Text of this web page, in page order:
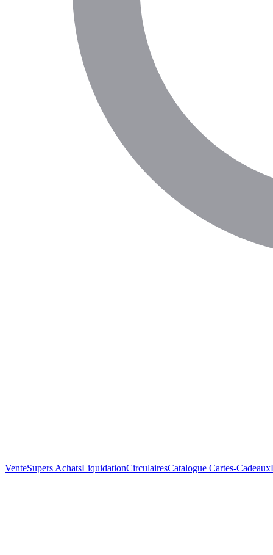
VenteSupers AchatsLiquidationCirculairesCatalogue Cartes-Cadeaux